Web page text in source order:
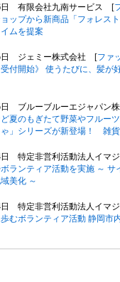
日 有限会社九南サービス [
ップから新商品「フォレス
ムを提案
日 ジェミー株式会社 [ファ
受付開始》 使うたびに、髪
日 ブルーブルーエジャパン
ど夏のもぎたて野菜やフル
ゃ」シリーズが新登場！ 雑
日 特定非営利活動法人イマ
ランティア活動を実施 ～
美化 ～
日 特定非営利活動法人イマ
むボランティア活動 静岡市